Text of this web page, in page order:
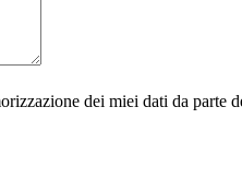
dei miei dati da parte